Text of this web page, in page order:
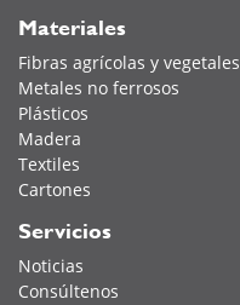
Materiales
Fibras agrícolas y vegetales
Metales no ferrosos
Plásticos
Madera
Textiles
Cartones
Servicios
Noticias
Consúltenos